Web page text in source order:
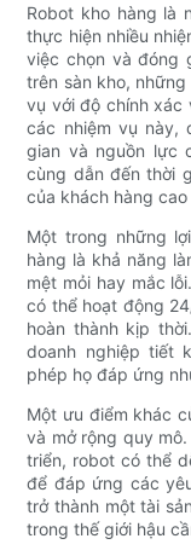
Robot kho hàng là
thực hiện nhiều
việc chọn và đóng
trên sàn kho,
vụ với độ chính xác
các nhiệm vụ này,
gian và nguồn lực
cùng dẫn đến thời
của khách hàng cao
Một trong những
hàng là khả năng
mệt mỏi hay mắc
có thể hoạt động
hoàn thành kịp
doanh nghiệp tiết
phép họ đáp ứng
Một ưu điểm khác
và mở rộng quy
triển, robot có thể
để đáp ứng các
trở thành một tài
trong thế giới hậu